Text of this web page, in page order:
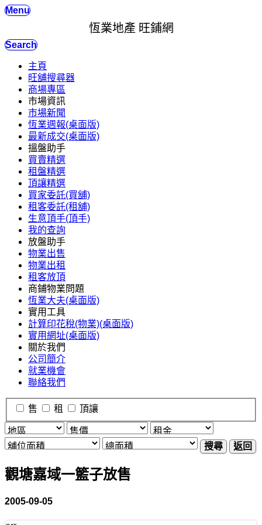
Menu
恆業地產 旺鋪網
Search
主頁
旺舖搜尋器
商場專區
市場資訊
市場新聞
恆業週報(桌面版)
最新成交(桌面版)
搵盤助手
買賣精選
租盤精選
頂讓精選
買家委託(買舖)
租客委託(租舖)
生意頂手(頂手)
我的查詢
放盤助手
物業出售
物業出租
租客放頂
商鋪物業問題
恆業大夫(桌面版)
實用工具
計算印花稅(物業)(桌面版)
實用網址(桌面版)
關於我們
公司簡介
就業機會
聯絡我們
售 租 頂讓
搜尋 返回
觀塘嘉域一籃子放售
2005-09-05